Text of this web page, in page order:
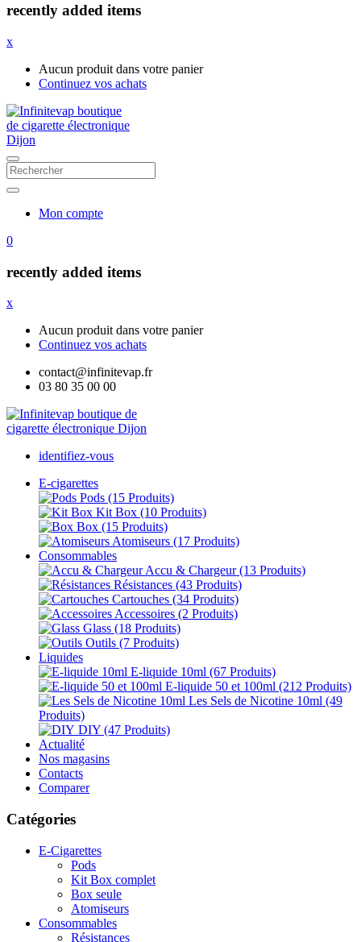
recently added items
x
Aucun produit dans votre panier
Continuez vos achats
Mon compte
0
recently added items
x
Aucun produit dans votre panier
Continuez vos achats
contact@infinitevap.fr
03 80 35 00 00
identifiez-vous
E-cigarettes
Pods (15 Produits)
Kit Box (10 Produits)
Box (15 Produits)
Atomiseurs (17 Produits)
Consommables
Accu & Chargeur(13 Produits)
Résistances (43 Produits)
Cartouches (34 Produits)
Accessoires (2 Produits)
Glass (18 Produits)
Outils (7 Produits)
Liquides
E-liquide 10ml (67 Produits)
E-liquide 50 et 100ml (212 Produits)
Les Sels de Nicotine 10ml (49
Produits)
DIY (47 Produits)
Actualité
Nos magasins
Contacts
Comparer
Catégories
E-Cigarettes
Pods
Kit Box complet
Box seule
Atomiseurs
Consommables
Résistances